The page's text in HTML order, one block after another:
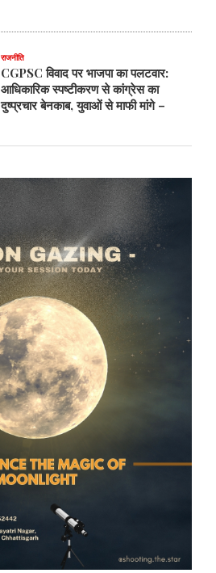
राजनीति
CGPSC विवाद पर भाजपा का पलटवार:
आधिकारिक स्पष्टीकरण से कांग्रेस का
दुष्प्रचार बेनकाब, युवाओं से माफी मांगे –